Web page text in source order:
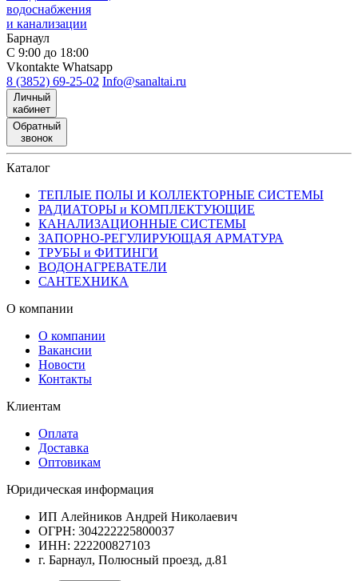
водоснабжения
и канализации
Барнаул
С 9:00 до 18:00
Vkontakte Whatsapp
8 (3852) 69-25-02 Info@sanaltai.ru
Личный
кабинет
Обратный
звонок
Каталог
ТЕПЛЫЕ ПОЛЫ И КОЛЛЕКТОРНЫЕ СИСТЕМЫ
РАДИАТОРЫ и КОМПЛЕКТУЮЩИЕ
КАНАЛИЗАЦИОННЫЕ СИСТЕМЫ
ЗАПОРНО-РЕГУЛИРУЮЩАЯ АРМАТУРА
ТРУБЫ и ФИТИНГИ
ВОДОНАГРЕВАТЕЛИ
САНТЕХНИКА
О компании
О компании
Вакансии
Новости
Контакты
Клиентам
Оплата
Доставка
Оптовикам
Юридическая информация
ИП Алейников Андрей Николаевич
ОГРН: 304222225800037
ИНН: 222200827103
г. Барнаул, Полюсный проезд, д.81